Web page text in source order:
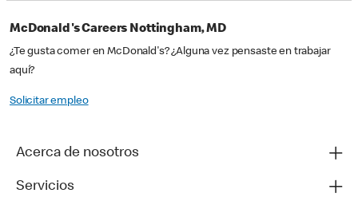
McDonald's Careers Nottingham, MD
¿Te gusta comer en McDonald's? ¿Alguna vez pensaste en trabajar
aquí?
Solicitar empleo
Acerca de nosotros
Servicios